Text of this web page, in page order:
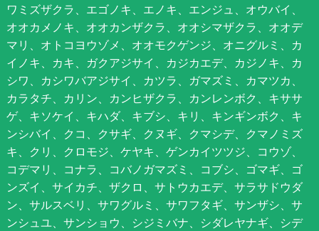
ワミズザクラ、エゴノキ、エノキ、エンジュ、オウバイ、
オオカメノキ、オオカンザクラ、オオシマザクラ、オオデ
マリ、オトコヨウゾメ、オオモクゲンジ、オニグルミ、カ
イノキ、カキ、ガクアジサイ、カジカエデ、カジノキ、カ
シワ、カシワバアジサイ、カツラ、ガマズミ、カマツカ、
カラタチ、カリン、カンヒザクラ、カンレンボク、キササ
ゲ、キソケイ、キハダ、キブシ、キリ、キンギンボク、キ
ンシバイ、クコ、クサギ、クヌギ、クマシデ、クマノミズ
キ、クリ、クロモジ、ケヤキ、ゲンカイツツジ、コウゾ、
コデマリ、コナラ、コバノガマズミ、コブシ、ゴマギ、ゴ
ンズイ、サイカチ、ザクロ、サトウカエデ、サラサドウダ
ン、サルスベリ、サワグルミ、サワフタギ、サンザシ、サ
ンシュユ、サンショウ、シジミバナ、シダレヤナギ、シデ